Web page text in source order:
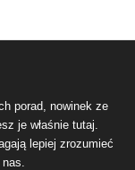
porad, nowinek ze
je właśnie tutaj.
lepiej zrozumieć